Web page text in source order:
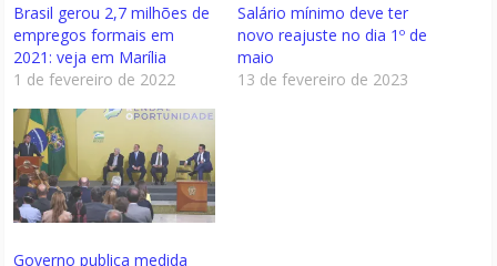
Brasil gerou 2,7 milhões de
empregos formais em
2021: veja em Marília
1 de fevereiro de 2022
Salário mínimo deve ter
novo reajuste no dia 1º de
maio
13 de fevereiro de 2023
Governo publica medida